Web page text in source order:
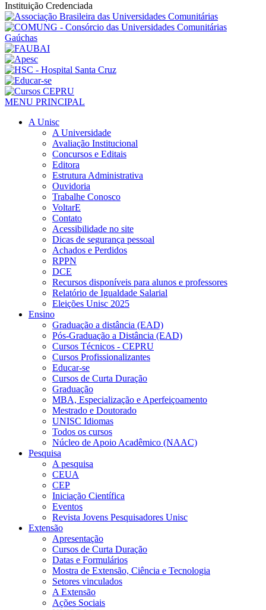
Instituição Credenciada
MENU PRINCIPAL
A Unisc
A Universidade
Avaliação Institucional
Concursos e Editais
Editora
Estrutura Administrativa
Ouvidoria
Trabalhe Conosco
VoltarE
Contato
Acessibilidade no site
Dicas de segurança pessoal
Achados e Perdidos
RPPN
DCE
Recursos disponíveis para alunos e professores
Relatório de Igualdade Salarial
Eleições Unisc 2025
Ensino
Graduação a distância (EAD)
Pós-Graduação a Distância (EAD)
Cursos Técnicos - CEPRU
Cursos Profissionalizantes
Educar-se
Cursos de Curta Duração
Graduação
MBA, Especialização e Aperfeiçoamento
Mestrado e Doutorado
UNISC Idiomas
Todos os cursos
Núcleo de Apoio Acadêmico (NAAC)
Pesquisa
A pesquisa
CEUA
CEP
Iniciação Científica
Eventos
Revista Jovens Pesquisadores Unisc
Extensão
Apresentação
Cursos de Curta Duração
Datas e Formulários
Mostra de Extensão, Ciência e Tecnologia
Setores vinculados
A Extensão
Ações Sociais